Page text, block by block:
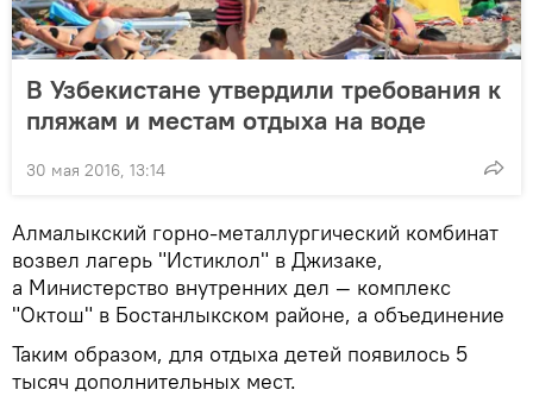
В Узбекистане утвердили требования к
пляжам и местам отдыха на воде
30 мая 2016, 13:14
Алмалыкский горно-металлургический комбинат
возвел лагерь "Истиклол" в Джизаке,
а Министерство внутренних дел — комплекс
"Октош" в Бостанлыкском районе, а объединение
Таким образом, для отдыха детей появилось 5
тысяч дополнительных мест.